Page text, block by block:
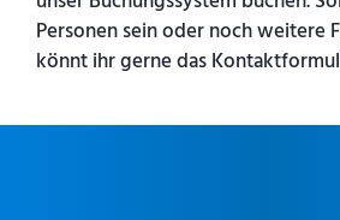
Personen sein oder noch weitere
könnt ihr gerne das